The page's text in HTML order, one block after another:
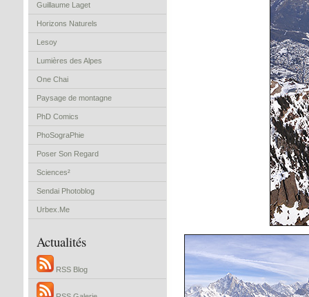
Guillaume Laget
Horizons Naturels
Lesoy
Lumières des Alpes
One Chai
Paysage de montagne
PhD Comics
PhoSograPhie
Poser Son Regard
Sciences²
Sendai Photoblog
Urbex.Me
Actualités
RSS Blog